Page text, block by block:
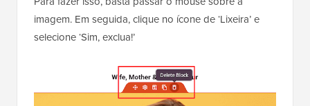
imagem. Em seguida, clique no ícone de ‘Lixeira’ e
selecione ‘Sim, exclua!’